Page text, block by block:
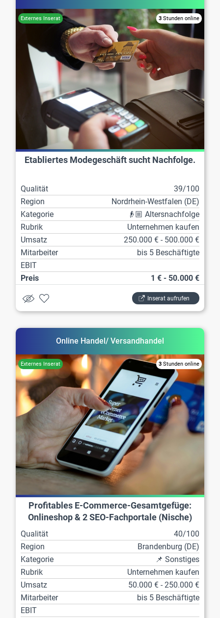
3 Stunden online
Etabliertes Modegeschäft sucht Nachfolge.
Qualität
39/100
Region
Nordrhein-Westfalen (DE)
Kategorie
👴🏼 Altersnachfolge
Rubrik
Unternehmen kaufen
Umsatz
250.000 € - 500.000 €
Mitarbeiter
bis 5 Beschäftigte
EBIT
Preis
1 € - 50.000 €
Inserat aufrufen
Online Handel/ Versandhandel
3 Stunden online
Profitables E-Commerce-Gesamtgefüge:
Onlineshop & 2 SEO-Fachportale (Nische)
Qualität
40/100
Region
Brandenburg (DE)
Kategorie
📌 Sonstiges
Rubrik
Unternehmen kaufen
Umsatz
50.000 € - 250.000 €
Mitarbeiter
bis 5 Beschäftigte
EBIT